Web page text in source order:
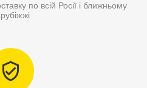
по всій Росії і ближньому